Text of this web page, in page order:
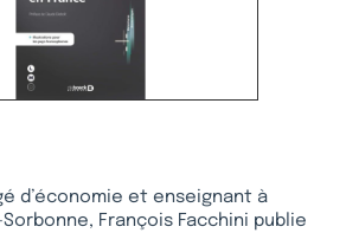
d’économie et enseignant à
François Facchini publie